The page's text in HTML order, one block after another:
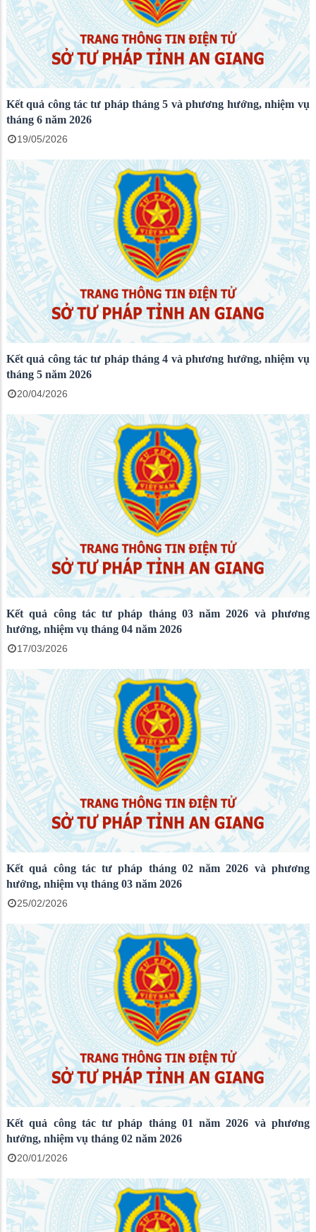
Kết quả công tác tư pháp tháng 5 và phương hướng, nhiệm vụ
tháng 6 năm 2026
19/05/2026
Kết quả công tác tư pháp tháng 4 và phương hướng, nhiệm vụ
tháng 5 năm 2026
20/04/2026
Kết quả công tác tư pháp tháng 03 năm 2026 và phương
hướng, nhiệm vụ tháng 04 năm 2026
17/03/2026
Kết quả công tác tư pháp tháng 02 năm 2026 và phương
hướng, nhiệm vụ tháng 03 năm 2026
25/02/2026
Kết quả công tác tư pháp tháng 01 năm 2026 và phương
hướng, nhiệm vụ tháng 02 năm 2026
20/01/2026